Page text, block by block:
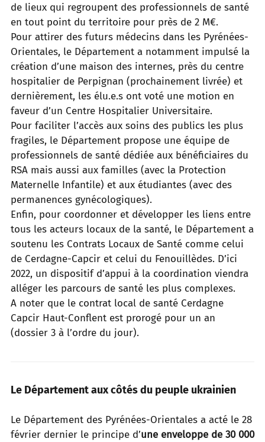
de lieux qui regroupent des professionnels de santé
en tout point du territoire pour près de 2 M€.
Pour attirer des futurs médecins dans les Pyrénées-
Orientales, le Département a notamment impulsé la
création d’une maison des internes, près du centre
hospitalier de Perpignan (prochainement livrée) et
dernièrement, les élu.e.s ont voté une motion en
faveur d’un Centre Hospitalier Universitaire.
Pour faciliter l’accès aux soins des publics les plus
fragiles, le Département propose une équipe de
professionnels de santé dédiée aux bénéficiaires du
RSA mais aussi aux familles (avec la Protection
Maternelle Infantile) et aux étudiantes (avec des
permanences gynécologiques).
Enfin, pour coordonner et développer les liens entre
tous les acteurs locaux de la santé, le Département a
soutenu les Contrats Locaux de Santé comme celui
de Cerdagne-Capcir et celui du Fenouillèdes. D’ici
2022, un dispositif d’appui à la coordination viendra
alléger les parcours de santé les plus complexes.
A noter que le contrat local de santé Cerdagne
Capcir Haut-Conflent est prorogé pour un an
(dossier 3 à l’ordre du jour).
Le Département aux côtés du peuple ukrainien
Le Département des Pyrénées-Orientales a acté le 28
février dernier le principe d’une enveloppe de 30 000